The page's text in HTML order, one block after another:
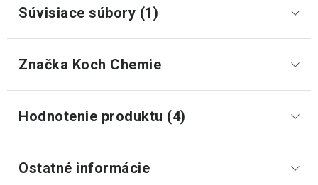
Súvisiace súbory (1)
Značka Koch Chemie
Hodnotenie produktu (4)
Ostatné informácie